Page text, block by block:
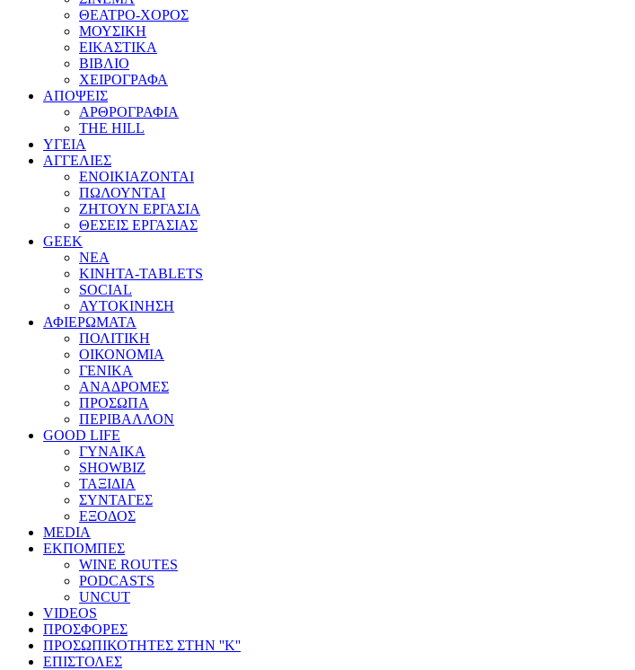
ΘΕΑΤΡΟ-ΧΟΡΟΣ
ΜΟΥΣΙΚΗ
ΕΙΚΑΣΤΙΚΑ
ΒΙΒΛΙΟ
ΧΕΙΡΟΓΡΑΦΑ
ΑΠΟΨΕΙΣ
ΑΡΘΡΟΓΡΑΦΙΑ
THE HILL
ΥΓΕΙΑ
ΑΓΓΕΛΙΕΣ
ΕΝΟΙΚΙΑΖΟΝΤΑΙ
ΠΩΛΟΥΝΤΑΙ
ΖΗΤΟΥΝ ΕΡΓΑΣΙΑ
ΘΕΣΕΙΣ ΕΡΓΑΣΙΑΣ
GEEK
ΝΕΑ
ΚΙΝΗΤΑ-TABLETS
SOCIAL
ΑΥΤΟΚΙΝΗΣΗ
ΑΦΙΕΡΩΜΑΤΑ
ΠΟΛΙΤΙΚΗ
ΟΙΚΟΝΟΜΙΑ
ΓΕΝΙΚΑ
ΑΝΑΔΡΟΜΕΣ
ΠΡΟΣΩΠΑ
ΠΕΡΙΒΑΛΛΟΝ
GOOD LIFE
ΓΥΝΑΙΚΑ
SHOWBIZ
ΤΑΞΙΔΙΑ
ΣΥΝΤΑΓΕΣ
ΕΞΟΔΟΣ
MEDIA
ΕΚΠΟΜΠΕΣ
WINE ROUTES
PODCASTS
UNCUT
VIDEOS
ΠΡΟΣΦΟΡΕΣ
ΠΡΟΣΩΠΙΚΟΤΗΤΕΣ ΣΤΗΝ ''Κ''
ΕΠΙΣΤΟΛΕΣ